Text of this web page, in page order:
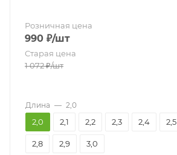
Розничная цена
990 ₽/шт
Старая цена
1 072₽/шт
Длина — 2,0
2,0 2,1 2,2 2,3 2,4 2,5
2,8 2,9 3,0